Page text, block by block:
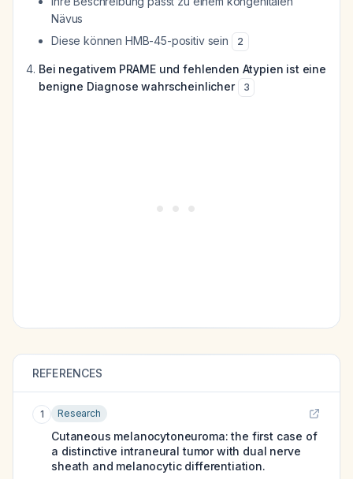
Nävus
Diese können HMB-45-positiv sein
2
Bei negativem PRAME und fehlenden Atypien ist eine
benigne Diagnose wahrscheinlicher
3
REFERENCES
1 Research
Cutaneous melanocytoneuroma: the first case of
a distinctive intraneural tumor with dual nerve
sheath and melanocytic differentiation.